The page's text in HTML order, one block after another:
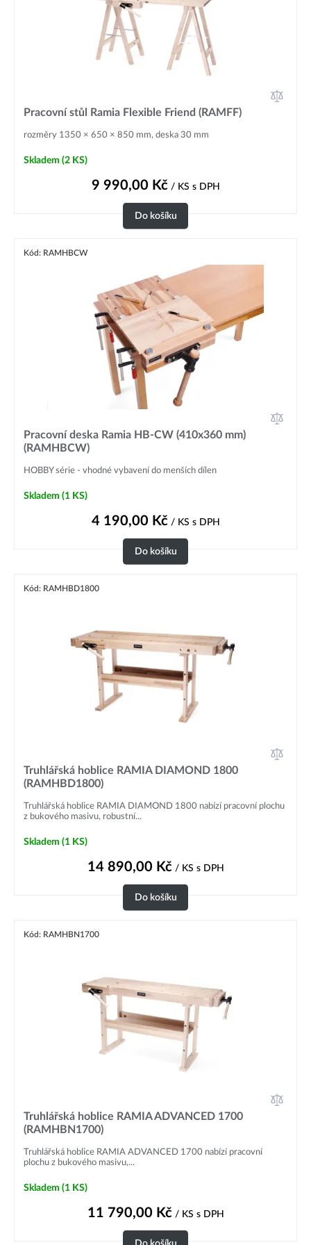
Pracovní stůl Ramia Flexible Friend (RAMFF)
rozměry 1350 × 650 × 850 mm, deska 30 mm
Skladem (2 KS)
9 990,00 Kč/ KS s DPH
Do košíku
Kód: RAMHBCW
Pracovní deska Ramia HB-CW (410x360 mm)
(RAMHBCW)
HOBBY série - vhodné vybavení do menších dílen
Skladem (1 KS)
4 190,00 Kč/ KS s DPH
Do košíku
Kód: RAMHBD1800
Truhlářská hoblice RAMIA DIAMOND 1800
(RAMHBD1800)
Truhlářská hoblice RAMIA DIAMOND 1800 nabízí pracovní plochu
z bukového masivu, robustní...
Skladem (1 KS)
14 890,00 Kč/ KS s DPH
Do košíku
Kód: RAMHBN1700
Truhlářská hoblice RAMIA ADVANCED 1700
(RAMHBN1700)
Truhlářská hoblice RAMIA ADVANCED 1700 nabízí pracovní
plochu z bukového masivu,...
Skladem (1 KS)
11 790,00 Kč/ KS s DPH